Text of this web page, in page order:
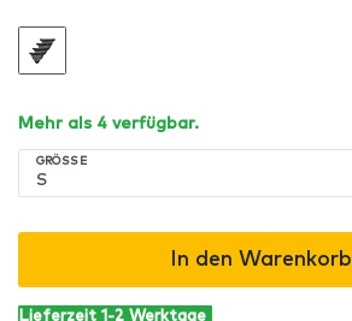
Mehr als 4 verfügbar.
GRÖSSE
In den Warenkorb
Lieferzeit 1-2 Werktage